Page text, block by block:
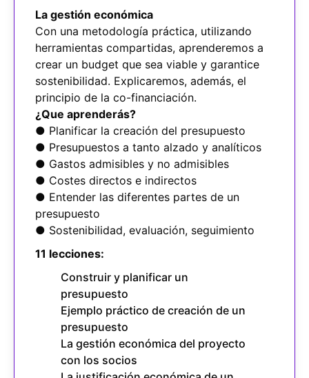
La gestión económica
Con una metodología práctica, utilizando
herramientas compartidas, aprenderemos a
crear un budget que sea viable y garantice
sostenibilidad. Explicaremos, además, el
principio de la co-financiación.
¿Que aprenderás?
● Planificar la creación del presupuesto
● Presupuestos a tanto alzado y analíticos
● Gastos admisibles y no admisibles
● Costes directos e indirectos
● Entender las diferentes partes de un
presupuesto
● Sostenibilidad, evaluación, seguimiento
11 lecciones:
Construir y planificar un
presupuesto
Ejemplo práctico de creación de un
presupuesto
La gestión económica del proyecto
con los socios